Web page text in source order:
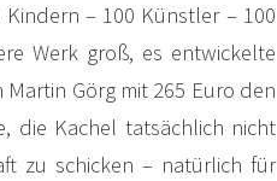
– 100 Künstler – 100
Werk groß, es entwickelte
Görg mit 265 Euro den
die Kachel tatsächlich nicht
zu schicken – natürlich für